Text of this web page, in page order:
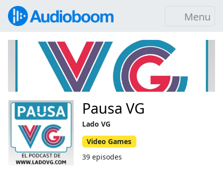
Menu
Pausa VG
Lado VG
Video Games
39 episodes